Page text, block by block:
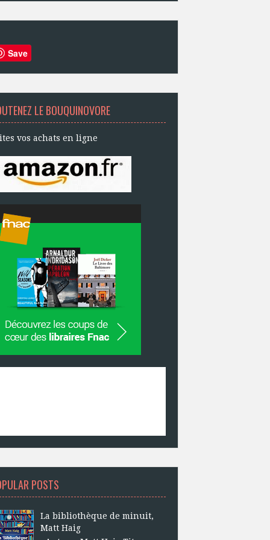
Save
LE BOUQUINOVORE
vos achats en ligne
POSTS
La bibliothèque de minuit,
Matt Haig